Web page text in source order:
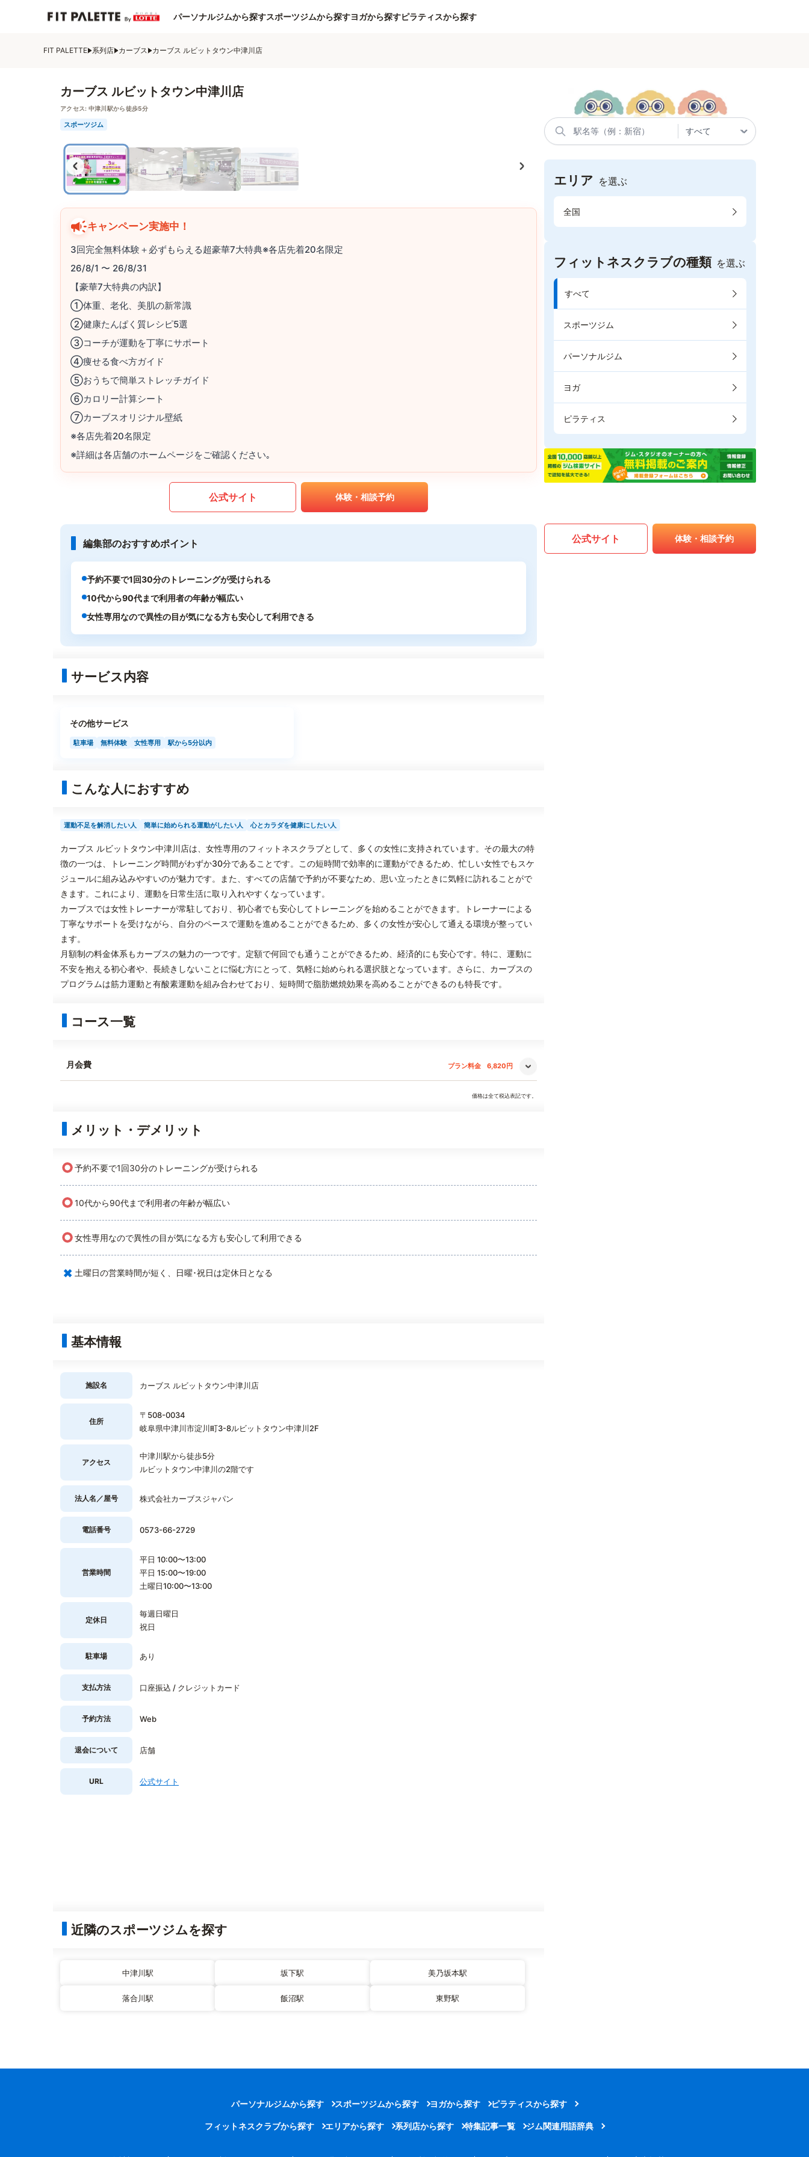
パーソナルジムから探すスポーツジムから探すヨガから探すピラティスから探す
FIT PALETTE 系列店 カーブス カーブス ルビットタウン中津川店
カーブス ルビットタウン中津川店
アクセス: 中津川駅から徒歩5分
スポーツジム
キャンペーン実施中！
3回完全無料体験＋必ずもらえる超豪華7大特典※各店先着20名限定
26/8/1 〜 26/8/31
【豪華7大特典の内訳】
①体重、老化、美肌の新常識
②健康たんぱく質レシピ5選
③コーチが運動を丁寧にサポート
④痩せる食べ方ガイド
⑤おうちで簡単ストレッチガイド
⑥カロリー計算シート
⑦カーブスオリジナル壁紙
※各店先着20名限定
※詳細は各店舗のホームページをご確認ください｡
公式サイト 体験・相談予約
編集部のおすすめポイント
予約不要で1回30分のトレーニングが受けられる
10代から90代まで利用者の年齢が幅広い
女性専用なので異性の目が気になる方も安心して利用できる
サービス内容
その他サービス
駐車場 無料体験 女性専用 駅から5分以内
こんな人におすすめ
運動不足を解消したい人 簡単に始められる運動がしたい人 心とカラダを健康にしたい人
カーブス ルビットタウン中津川店は、女性専用のフィットネスクラブとして、多くの女性に支持されています。その最大の特
徴の一つは、トレーニング時間がわずか30分であることです。この短時間で効率的に運動ができるため、忙しい女性でもスケ
ジュールに組み込みやすいのが魅力です。また、すべての店舗で予約が不要なため、思い立ったときに気軽に訪れることがで
きます。これにより、運動を日常生活に取り入れやすくなっています。
カーブスでは女性トレーナーが常駐しており、初心者でも安心してトレーニングを始めることができます。トレーナーによる
丁寧なサポートを受けながら、自分のペースで運動を進めることができるため、多くの女性が安心して通える環境が整ってい
ます。
月額制の料金体系もカーブスの魅力の一つです。定額で何回でも通うことができるため、経済的にも安心です。特に、運動に
不安を抱える初心者や、長続きしないことに悩む方にとって、気軽に始められる選択肢となっています。さらに、カーブスの
プログラムは筋力運動と有酸素運動を組み合わせており、短時間で脂肪燃焼効果を高めることができるのも特長です。
コース一覧
月会費 プラン料金 6,820円
価格は全て税込表記です。
メリット・デメリット
○予約不要で1回30分のトレーニングが受けられる
○10代から90代まで利用者の年齢が幅広い
○女性専用なので異性の目が気になる方も安心して利用できる
× 土曜日の営業時間が短く、日曜･祝日は定休日となる
基本情報
施設名 カーブス ルビットタウン中津川店
住所
〒508-0034
岐阜県中津川市淀川町3-8ルビットタウン中津川2F
アクセス
中津川駅から徒歩5分
ルビットタウン中津川の2階です
法人名／屋号 株式会社カーブスジャパン
電話番号 0573-66-2729
営業時間
平日 10:00〜13:00
平日 15:00〜19:00
土曜日10:00〜13:00
定休日
毎週日曜日
祝日
駐車場 あり
支払方法 口座振込 / クレジットカード
予約方法 Web
退会について 店舗
URL 公式サイト
近隣のスポーツジムを探す
中津川駅 坂下駅 美乃坂本駅
落合川駅 飯沼駅 東野駅
エリア を選ぶ
全国
フィットネスクラブの種類 を選ぶ
すべて
スポーツジム
パーソナルジム
ヨガ
ピラティス
公式サイト 体験・相談予約
パーソナルジムから探す スポーツジムから探す ヨガから探す ピラティスから探す
フィットネスクラブから探す エリアから探す 系列店から探す 特集記事一覧 ジム関連用語辞典